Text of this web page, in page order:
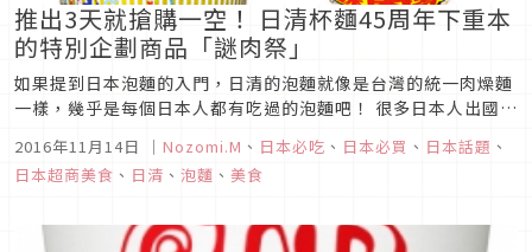
推出3天就搶購一空！ 日清杯麵45周年下重本
的特別企劃商品「謎肉祭」
如果提到日本泡麵的入門，日清的泡麵就像是台灣的統一肉燥麵
一樣，幾乎是每個日本人都有吃過的泡麵吧！ 很多日本人出國怕
2016年11月14日 ｜ Nozomi.M 、 日本必吃 、 日本必買 、 日本話題 、
日本超商美食 、 日清 、 泡麵 、 美食